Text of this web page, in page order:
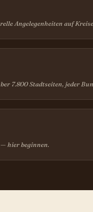
Angelegenheiten auf
7.800 Stadtseiten, jeder
— hier beginnen.